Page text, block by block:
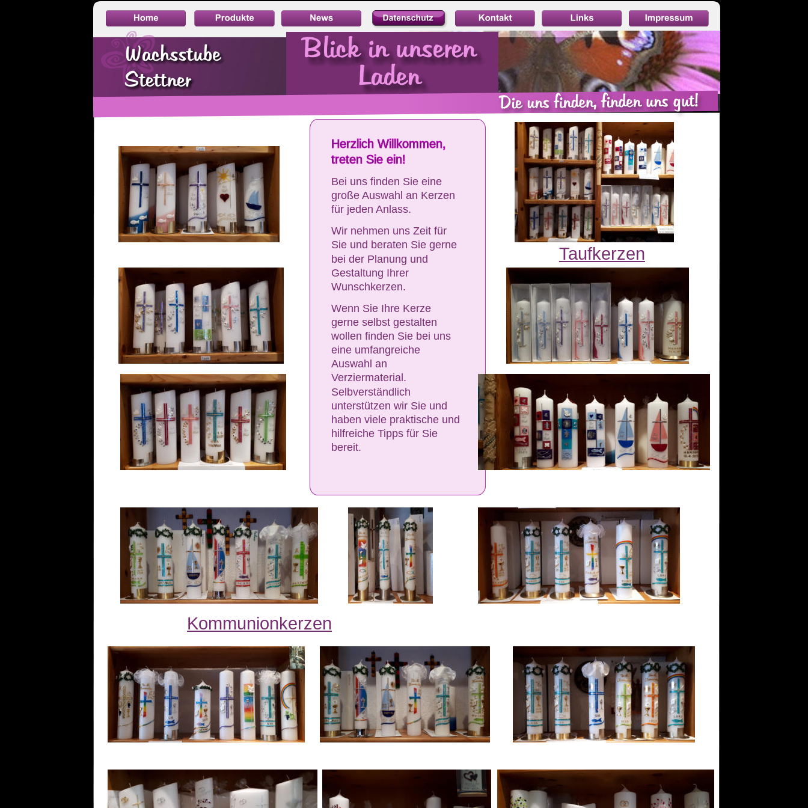
Herzlich Willkommen,
treten Sie ein!
Bei uns finden Sie eine
große Auswahl an Kerzen
für jeden Anlass.
Wir nehmen uns Zeit für
Sie und beraten Sie gerne
bei der Planung und
Gestaltung Ihrer
Wunschkerzen.
Wenn Sie Ihre Kerze
gerne selbst gestalten
wollen finden Sie bei uns
eine umfangreiche
Auswahl an
Verziermaterial.
Selbverständlich
unterstützen wir Sie und
haben viele praktische und
hilfreiche Tipps für Sie
bereit.
Taufkerzen
Kommunionkerzen